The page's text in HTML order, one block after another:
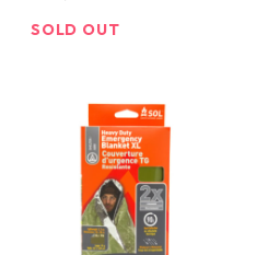
SOLD OUT